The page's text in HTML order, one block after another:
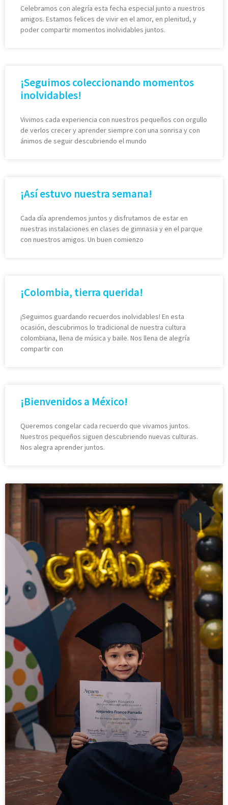
Celebramos con alegría esta fecha especial junto a nuestros
amigos. Estamos felices de vivir en el amor, en plenitud, y
poder compartir momentos inolvidables juntos.
¡Seguimos coleccionando momentos
inolvidables!
Vivimos cada experiencia con nuestros pequeños con orgullo
de verlos crecer y aprender siempre con una sonrisa y con
ánimos de seguir descubriendo el mundo
¡Así estuvo nuestra semana!
Cada día aprendemos juntos y disfrutamos de estar en
nuestras instalaciones en clases de gimnasia y en el parque
con nuestros amigos. Un buen comienzo
¡Colombia, tierra querida!
¡Seguimos guardando recuerdos inolvidables! En esta
ocasión, descubrimos lo tradicional de nuestra cultura
colombiana, llena de música y baile. Nos llena de alegría
compartir con
¡Bienvenidos a México!
Queremos congelar cada recuerdo que vivamos juntos.
Nuestros pequeños siguen descubriendo nuevas culturas.
Nos alegra aprender juntos.